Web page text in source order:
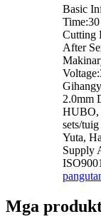
Basic
Cutting
After
2.0mm
HUBO,
sets/
Yuta,
Supply
Mga